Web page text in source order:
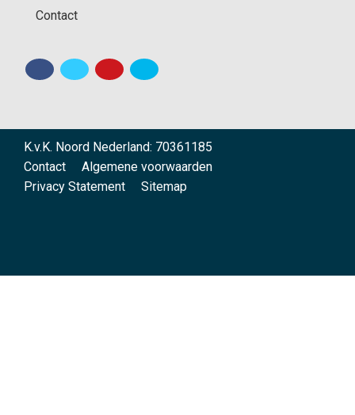
Contact
K.v.K. Noord Nederland: 70361185
Contact
Algemene voorwaarden
Privacy Statement
Sitemap